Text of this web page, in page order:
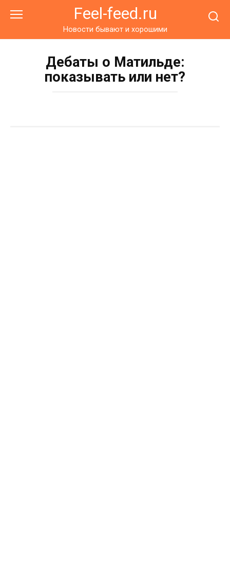
Feel-feed.ru
Новости бывают и хорошими
Дебаты о Матильде:
показывать или нет?